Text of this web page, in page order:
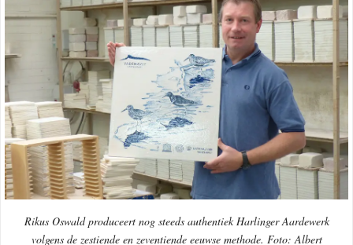
Rikus Oswald produceert nog steeds authentiek Harlinger Aardewerk
volgens de zestiende en zeventiende eeuwse methode. Foto: Albert